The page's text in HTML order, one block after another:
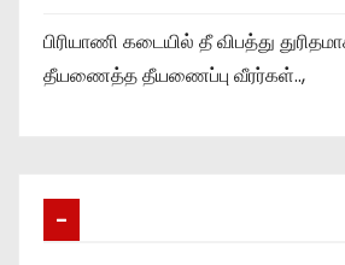
பிரியாணி கடையில் தீ விபத்து
தீயணைத்த தீயணைப்பு வீரர்கள்..,
–